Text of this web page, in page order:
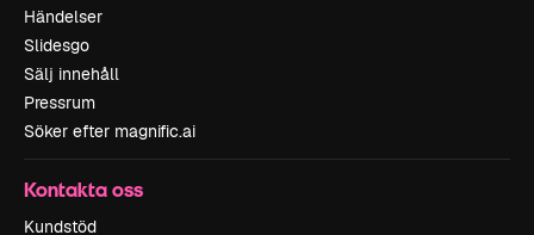
Händelser
Slidesgo
Sälj innehåll
Pressrum
Söker efter magnific.ai
Kontakta oss
Kundstöd